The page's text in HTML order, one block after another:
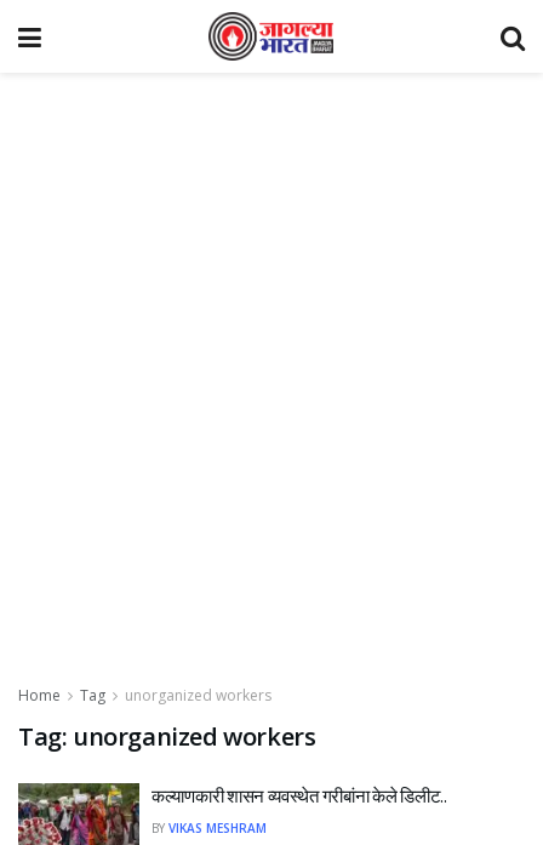
Home Tag unorganized workers
Tag: unorganized workers
कल्याणकारी शासन व्यवस्थेत गरीबांना केले डिलीट..
BY VIKAS MESHRAM